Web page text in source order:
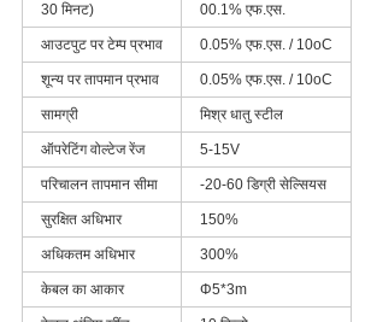
30 मिनट) 00.1% एफ.एस.
आउटपुट पर टेम्प प्रभाव 0.05% एफ.एस. / 10oC
शून्य पर तापमान प्रभाव 0.05% एफ.एस. / 10oC
सामग्री मिश्र धातु स्टील
ऑपरेटिंग वोल्टेज रेंज 5-15V
परिचालन तापमान सीमा -20-60 डिग्री सेल्सियस
सुरक्षित अधिभार 150%
अधिकतम अधिभार 300%
केबल का आकार Φ5*3m